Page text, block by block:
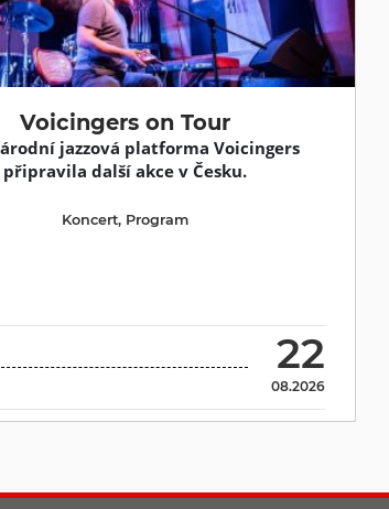
Voicingers on Tour
jazzová platforma Voicingers
připravila další akce v Česku.
22
08.2026
Koncert, Program